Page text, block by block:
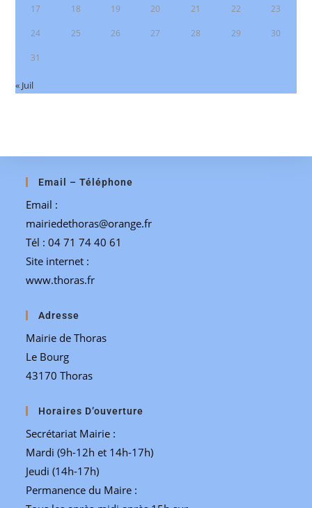
17 18 19 20 21 22 23
24 25 26 27 28 29 30
31
« Juil
Email – Téléphone
Email :
mairiedethoras@orange.fr
Tél : 04 71 74 40 61
Site internet :
www.thoras.fr
Adresse
Mairie de Thoras
Le Bourg
43170 Thoras
Horaires D’ouverture
Secrétariat Mairie :
Mardi (9h-12h et 14h-17h)
Jeudi (14h-17h)
Permanence du Maire :